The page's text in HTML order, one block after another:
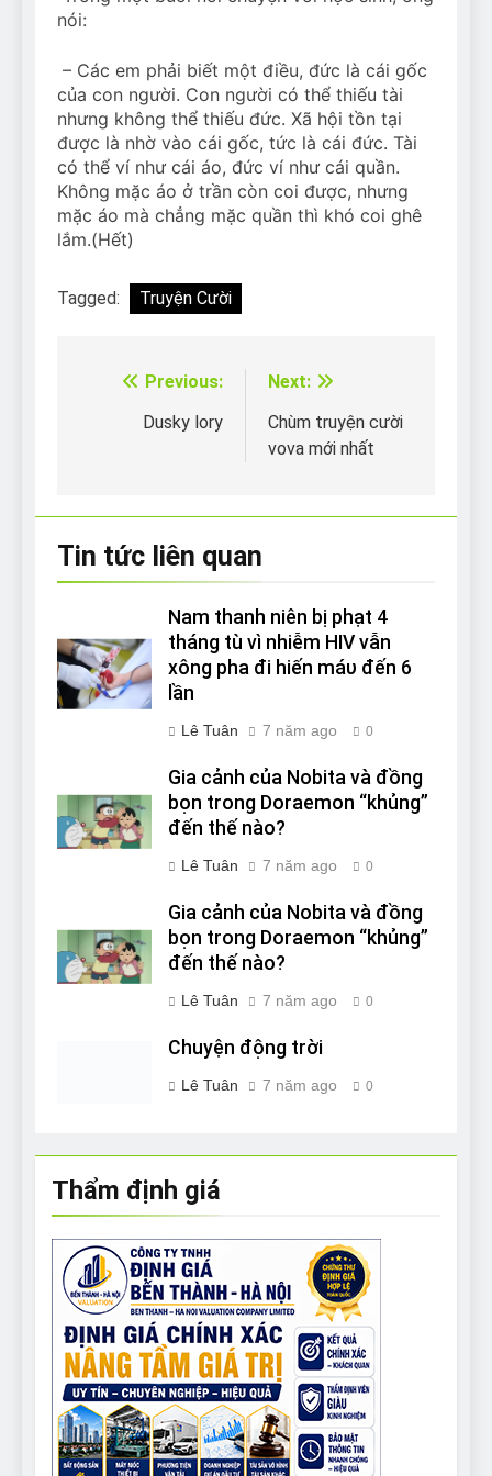
7 Năm Ago
How Often Do I Need to
Groom My Bulldog
7 Năm Ago
nói:
– Các em phải biết một điều, đức là cái gốc
của con người. Con người có thể thiếu tài
nhưng không thể thiếu đức. Xã hội tồn tại
được là nhờ vào cái gốc, tức là cái đức. Tài
có thể ví như cái áo, đức ví như cái quần.
Không mặc áo ở trần còn coi được, nhưng
mặc áo mà chẳng mặc quần thì khó coi ghê
lắm.(Hết)
Tagged: Truyện Cười
Điều
hướng
Previous:
Dusky lory
Next:
Chùm truyện cười
vova mới nhất
Tin tức liên quan
Nam thanh niên bị phạt 4
tháng tù vì nhiễm HIV vẫn
xông pha đi hiến máυ đến 6
lần
Lê Tuân 7 năm ago 0
Gia cảnh của Nobita và đồng
bọn trong Doraemon “khủng”
đến thế nào?
Lê Tuân 7 năm ago 0
Gia cảnh của Nobita và đồng
bọn trong Doraemon “khủng”
đến thế nào?
Lê Tuân 7 năm ago 0
Chuyện động trời
Lê Tuân 7 năm ago 0
Thẩm định giá